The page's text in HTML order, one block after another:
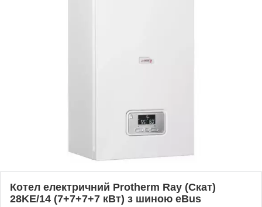
Котел електричний Protherm Ray (Скат)
28KE/14 (7+7+7+7 кВт) з шиною eBus